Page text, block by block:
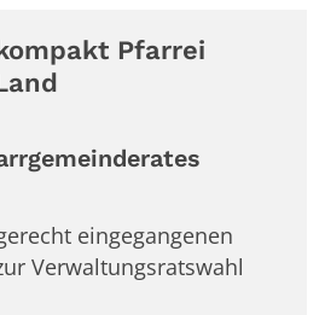
Pfarrei
eingegangenen
Verwaltungsratswahl